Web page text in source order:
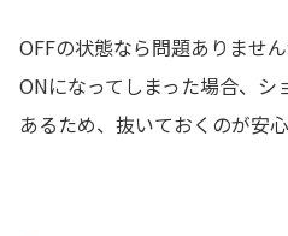
OFFの状態なら問題ありませ
ONになってしまった場合、シ
あるため、抜いておくのが安心